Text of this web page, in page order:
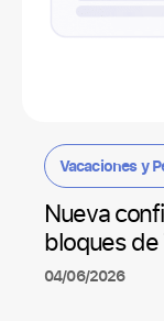
Vacaciones y
Nueva
bloques de
04/06/2026